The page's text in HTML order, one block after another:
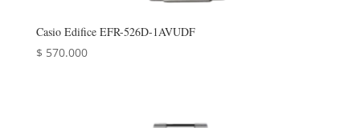
Casio Edifice EFR-526D-1AVUDF
$ 570.000